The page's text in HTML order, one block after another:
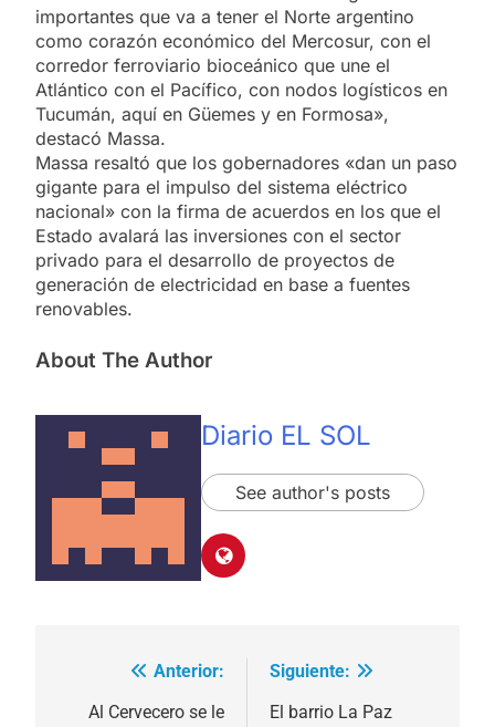
importantes que va a tener el Norte argentino
como corazón económico del Mercosur, con el
corredor ferroviario bioceánico que une el
Atlántico con el Pacífico, con nodos logísticos en
Tucumán, aquí en Güemes y en Formosa»,
destacó Massa.
Massa resaltó que los gobernadores «dan un paso
gigante para el impulso del sistema eléctrico
nacional» con la firma de acuerdos en los que el
Estado avalará las inversiones con el sector
privado para el desarrollo de proyectos de
generación de electricidad en base a fuentes
renovables.
About The Author
Diario EL SOL
See author's posts
Navegación
Anterior:
Al Cervecero se le
Siguiente:
El barrio La Paz